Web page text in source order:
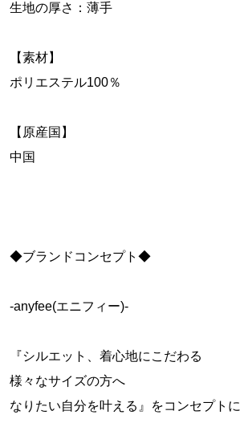
生地の厚さ：薄手
【素材】
ポリエステル100％
【原産国】
中国
◆ブランドコンセプト◆
-anyfee(エニフィー)-
『シルエット、着心地にこだわる
様々なサイズの方へ
なりたい自分を叶える』をコンセプトに